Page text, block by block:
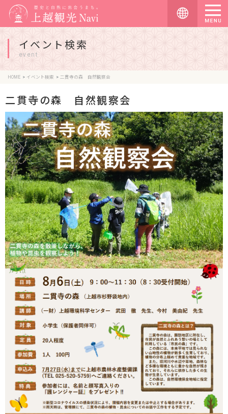
イベント検索
event
HOME イベント検索 二貫寺の森 自然観察会
二貫寺の森 自然観察会